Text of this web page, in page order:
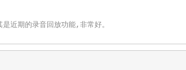
近期的录音回放功能,非常好。